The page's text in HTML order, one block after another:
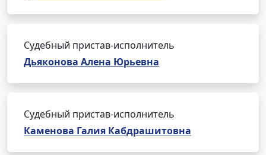
Судебный пристав-исполнитель
Дьяконова Алена Юрьевна
Судебный пристав-исполнитель
Каменова Галия Кабдрашитовна